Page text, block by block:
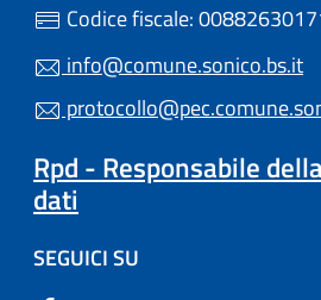
Codice fiscale:
info@comune.sonico.bs.it
Rpd - Responsabile
dati
SEGUICI SU